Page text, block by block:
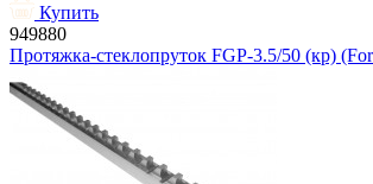
Купить
949880
Протяжка-стеклопруток FGP-3.5/50 (кр)